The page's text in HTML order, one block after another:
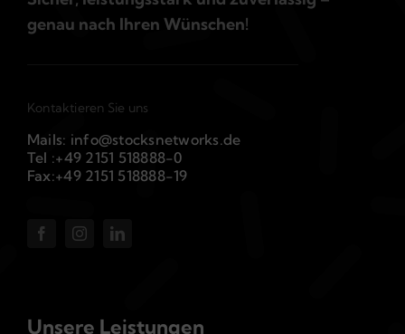
genau nach Ihren Wünschen!
Kontaktieren Sie uns
Mails: info@stocksnetworks.de
Tel :+49 2151 518888-0
Fax:+49 2151 518888-19
Unsere Leistungen